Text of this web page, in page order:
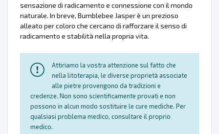
sensazione di radicamento e connessione con il mondo
naturale. In breve, Bumblebee Jasper è un prezioso
alleato per coloro che cercano di rafforzare il senso di
radicamento e stabilità nella propria vita.
Attiriamo la vostra attenzione sul fatto che
nella litoterapia, le diverse proprietà associate
alle pietre provengono da tradizioni e
credenze. Non sono scientificamente provati e non
possono in alcun modo sostituire le cure mediche. Per
qualsiasi problema medico, consultare il proprio
medico.